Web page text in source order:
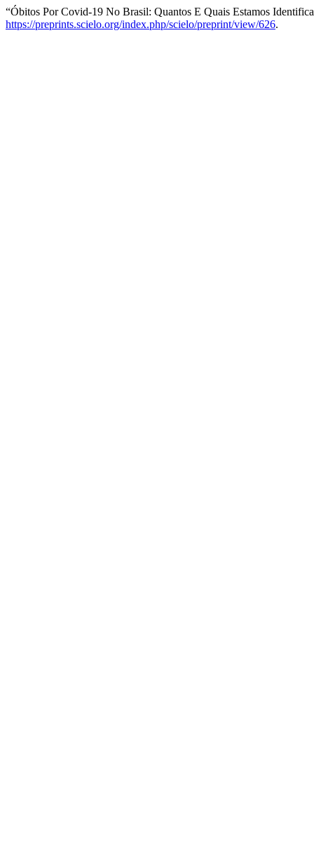
“Óbitos Por Covid-19 No Brasil: Quantos E Quais Estamos
https://preprints.scielo.org/index.php/scielo/preprint/view/626.